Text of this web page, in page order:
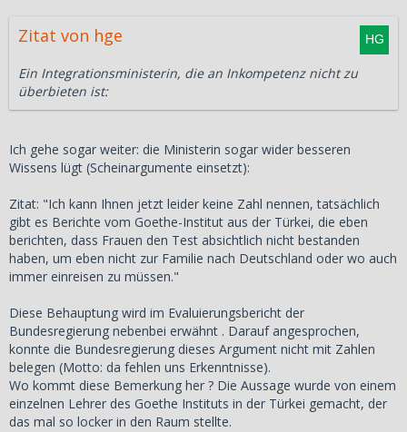
Zitat von hge
Ein Integrationsministerin, die an Inkompetenz nicht zu
überbieten ist:
Ich gehe sogar weiter: die Ministerin sogar wider besseren
Wissens lügt (Scheinargumente einsetzt):
Zitat: "Ich kann Ihnen jetzt leider keine Zahl nennen, tatsächlich
gibt es Berichte vom Goethe-Institut aus der Türkei, die eben
berichten, dass Frauen den Test absichtlich nicht bestanden
haben, um eben nicht zur Familie nach Deutschland oder wo auch
immer einreisen zu müssen."
Diese Behauptung wird im Evaluierungsbericht der
Bundesregierung nebenbei erwähnt . Darauf angesprochen,
konnte die Bundesregierung dieses Argument nicht mit Zahlen
belegen (Motto: da fehlen uns Erkenntnisse).
Wo kommt diese Bemerkung her ? Die Aussage wurde von einem
einzelnen Lehrer des Goethe Instituts in der Türkei gemacht, der
das mal so locker in den Raum stellte.